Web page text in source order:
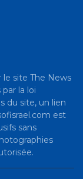
le site The News
la loi
du site, un lien
est
sans